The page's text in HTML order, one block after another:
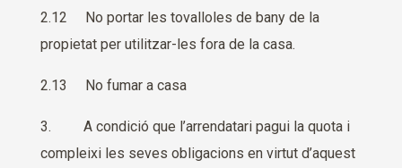
2.12 No portar les tovalloles de bany de la
propietat per utilitzar-les fora de la casa.
2.13 No fumar a casa
3. A condició que l’arrendatari pagui la quota i
compleixi les seves obligacions en virtut d’aquest